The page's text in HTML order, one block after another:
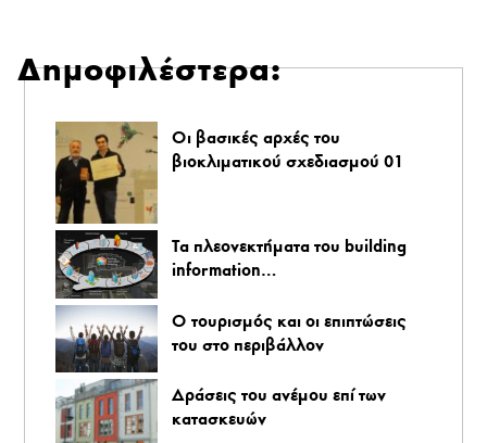
Δημοφιλέστερα:
Οι βασικές αρχές του
βιοκλιματικού σχεδιασμού 01
Τα πλεονεκτήματα του building
information…
O τουρισμός και οι επιπτώσεις
του στο περιβάλλον
Δράσεις του ανέμου επί των
κατασκευών